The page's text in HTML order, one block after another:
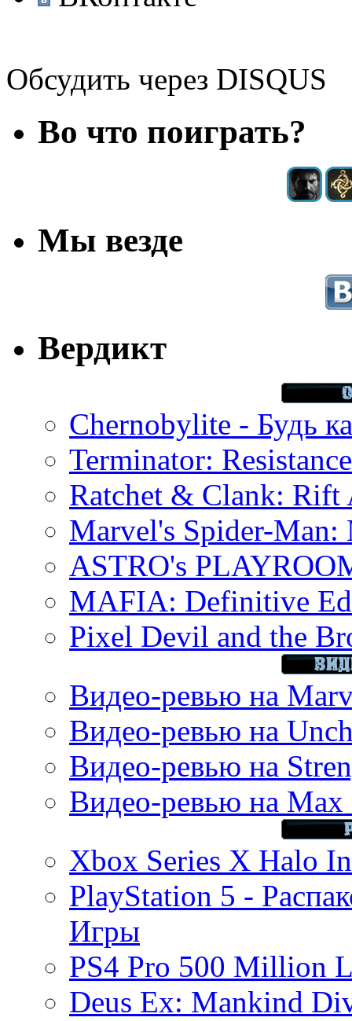
Обсудить через DISQUS
Во что поиграть?
Мы везде
Вердикт
Chernobylite - Будь
Terminator:
Ratchet & Clank: Rift
Marvel's Spider-Man:
ASTRO's
MAFIA: Definitive
Pixel Devil and the
Видео-ревью на
Видео-ревью на
Видео-ревью на
Видео-ревью на Max
Xbox Series X Halo
PlayStation 5 -
Игры
PS4 Pro 500 Million
Deus Ex: Mankind